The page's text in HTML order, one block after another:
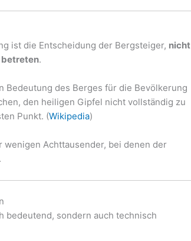
ist die Entscheidung der Bergsteiger, nicht
betreten.
Bedeutung des Berges für die Bevölkerung
den heiligen Gipfel nicht vollständig zu
Punkt. (Wikipedia)
Achttausender, bei denen der
bedeutend, sondern auch technisch